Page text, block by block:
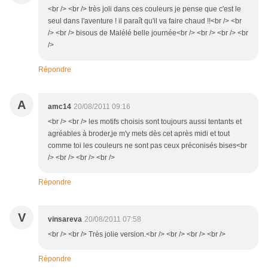
<br /> <br /> très joli dans ces couleurs je pense que c'est le
seul dans l'aventure ! il paraît qu'il va faire chaud !!<br /> <br
/> <br /> bisous de Malélé belle journée<br /> <br /> <br /> <br
/>
Répondre
A amc14 20/08/2011 09:16
<br /> <br /> les motifs choisis sont toujours aussi tentants et
agréables à broder,je m'y mets dès cet après midi et tout
comme toi les couleurs ne sont pas ceux préconisés bises<br
/> <br /> <br /> <br />
Répondre
V vinsareva 20/08/2011 07:58
<br /> <br /> Très jolie version.<br /> <br /> <br /> <br />
Répondre